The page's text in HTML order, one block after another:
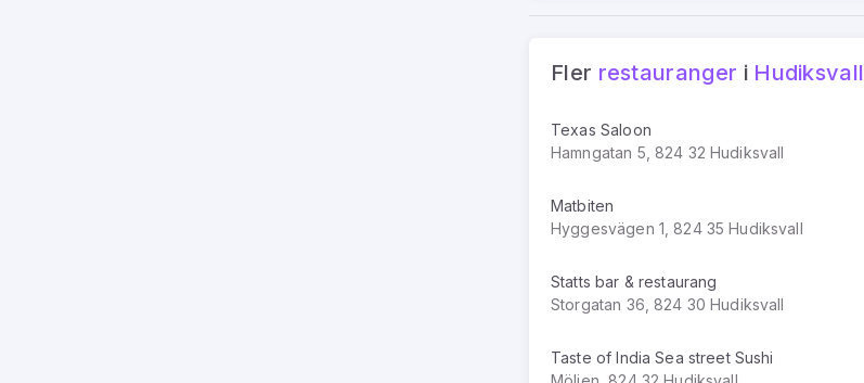
Fler restauranger i Hudiksvall
Texas Saloon
Hamngatan 5, 824 32 Hudiksvall
Matbiten
Hyggesvägen 1, 824 35 Hudiksvall
Statts bar & restaurang
Storgatan 36, 824 30 Hudiksvall
Taste of India Sea street Sushi